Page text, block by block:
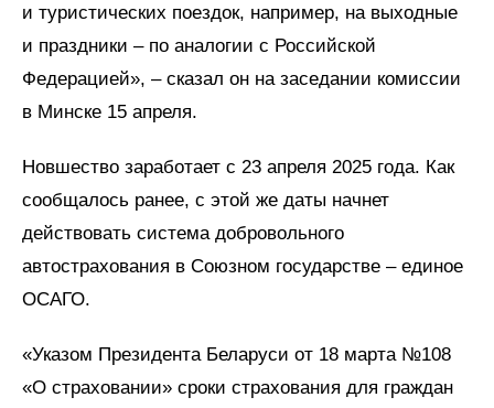
и туристических поездок, например, на выходные
и праздники – по аналогии с Российской
Федерацией», – сказал он на заседании комиссии
в Минске 15 апреля.
Новшество заработает с 23 апреля 2025 года. Как
сообщалось ранее, с этой же даты начнет
действовать система добровольного
автострахования в Союзном государстве – единое
ОСАГО.
«Указом Президента Беларуси от 18 марта №108
«О страховании» сроки страхования для граждан